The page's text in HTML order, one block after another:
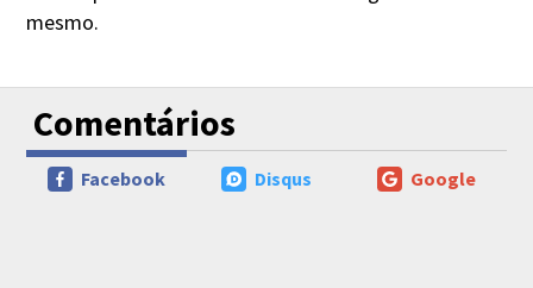
mesmo.
Comentários
Google
Disqus
Facebook